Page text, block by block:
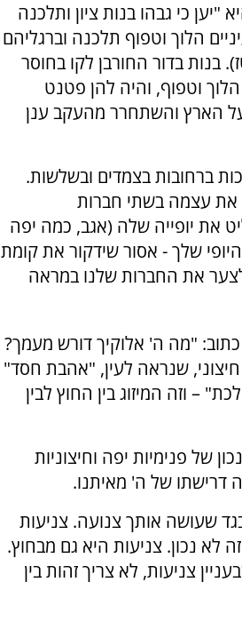
"יען כי גבהו בנות ציון ותלכנה
הלוך וטפוף תלכנה וברגליהם
בנות בדור החורבן לקו בחוסר
הלוך וטפוף, והיה להן פטנט
הארץ והשתחרר מהעקב ענן
ברחובות בצמדים ובשלשות.
את עצמה בשתי חברות
את יופייה שלה (אגב, כמה יפה
שלך - אסור שידקור את קומת
את החברות שלנו במראה
"מה ה' אלוקיך דורש מעמך?
שנראה לעין, "אהבת חסד"
– וזה המיזוג בין החוץ לבין
של פנימיות יפה וחיצוניות
דרישתו של ה' מאיתנו.
שעושה אותך צנועה. צניעות
לא נכון. צניעות היא גם מבחוץ.
צניעות, לא צריך זהות בין